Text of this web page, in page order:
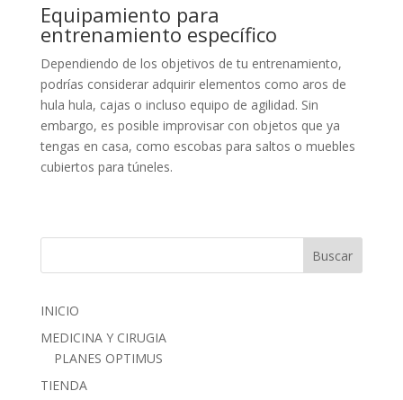
Equipamiento para
entrenamiento específico
Dependiendo de los objetivos de tu entrenamiento,
podrías considerar adquirir elementos como aros de
hula hula, cajas o incluso equipo de agilidad. Sin
embargo, es posible improvisar con objetos que ya
tengas en casa, como escobas para saltos o muebles
cubiertos para túneles.
INICIO
MEDICINA Y CIRUGIA
PLANES OPTIMUS
TIENDA